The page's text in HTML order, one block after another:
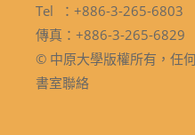
Tel ：+886-3-265-6803
傳真：+886-3-265-6829
© 中原大學版權所有，任
書室聯絡